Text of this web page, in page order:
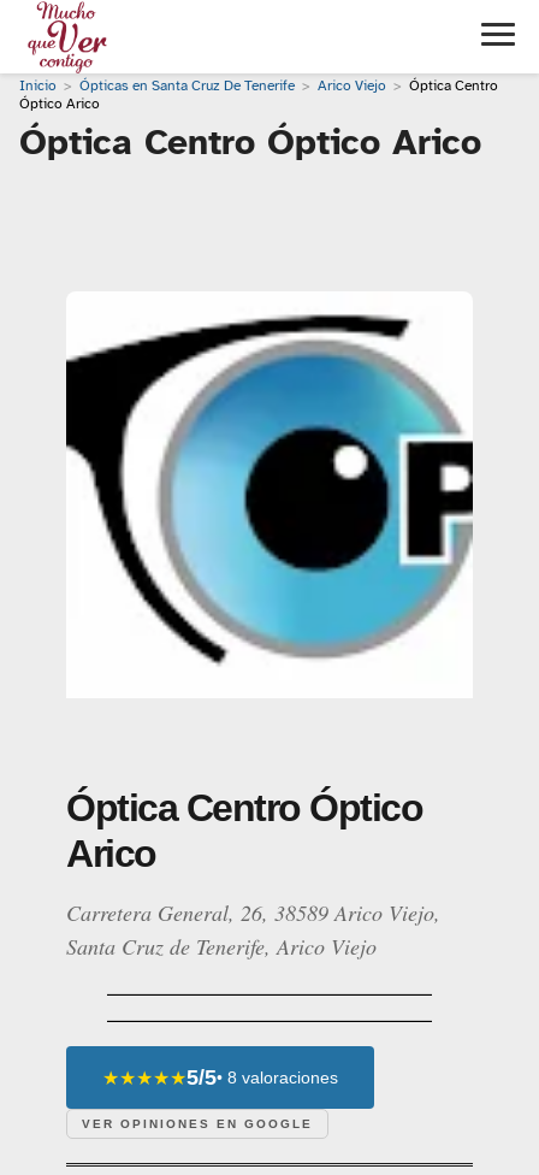
Inicio Ópticas en Santa Cruz De Tenerife Arico Viejo
Óptica Centro
Óptico Arico
Óptica Centro Óptico Arico
Óptica Centro Óptico
Arico
Carretera General, 26, 38589 Arico Viejo,
Santa Cruz de Tenerife, Arico Viejo
★★★★★5/5• 8 valoraciones
VER OPINIONES EN GOOGLE